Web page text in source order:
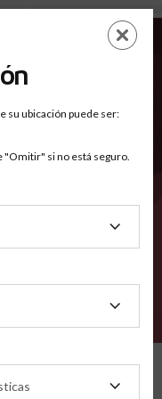
EN
su ubicación puede ser:
"Omitir" si no está seguro.